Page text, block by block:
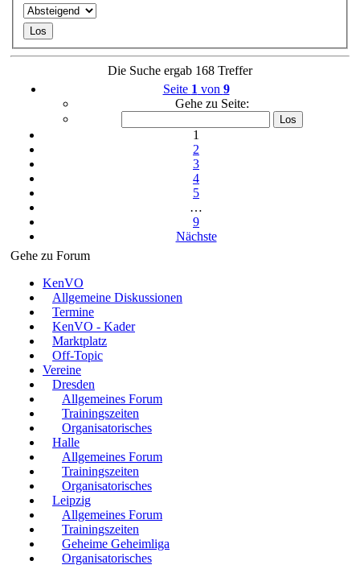
Die Suche ergab 168 Treffer
Seite 1 von 9
Gehe zu Seite:
1
2
3
4
5
…
9
Nächste
Gehe zu Forum
KenVO
Allgemeine Diskussionen
Termine
KenVO - Kader
Marktplatz
Off-Topic
Vereine
Dresden
Allgemeines Forum
Trainingszeiten
Organisatorisches
Halle
Allgemeines Forum
Trainingszeiten
Organisatorisches
Leipzig
Allgemeines Forum
Trainingszeiten
Geheime Geheimliga
Organisatorisches